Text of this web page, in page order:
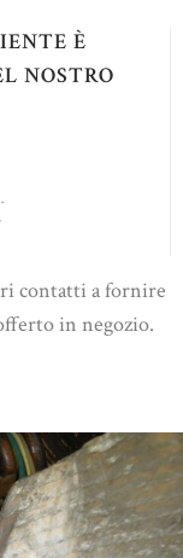
È
NOSTRO
contatti a fornire
in negozio.